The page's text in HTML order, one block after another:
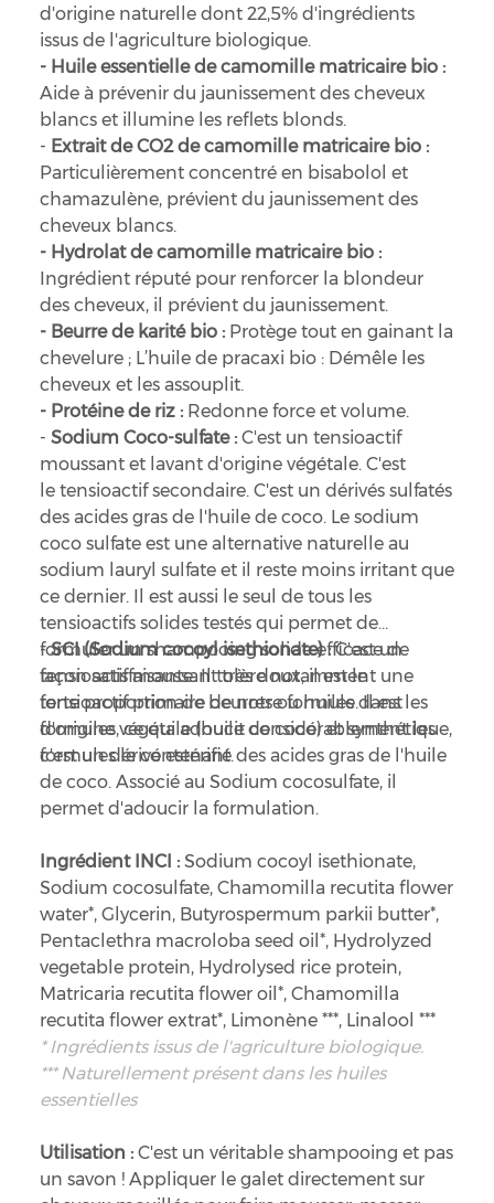
d'origine naturelle dont 22,5% d'ingrédients
issus de l'agriculture biologique.
- Huile essentielle de camomille matricaire bio :
Aide à prévenir du jaunissement des cheveux
blancs et illumine les reflets blonds.
- Extrait de CO2 de camomille matricaire bio :
Particulièrement concentré en bisabolol et
chamazulène, prévient du jaunissement des
cheveux blancs.
- Hydrolat de camomille matricaire bio :
Ingrédient réputé pour renforcer la blondeur
des cheveux, il prévient du jaunissement.
- Beurre de karité bio : Protège tout en gainant la
chevelure ; L’huile de pracaxi bio : Démêle les
cheveux et les assouplit.
- Protéine de riz : Redonne force et volume.
- Sodium Coco-sulfate : C'est un tensioactif
moussant et lavant d'origine végétale. C'est
le tensioactif secondaire. C'est un dérivés sulfatés
des acides gras de l'huile de coco. Le sodium
coco sulfate est une alternative naturelle au
sodium lauryl sulfate et il reste moins irritant que
ce dernier. Il est aussi le seul de tous les
tensioactifs solides testés qui permet de
formuler un shampooing solide efficace de
façon satisfaisante. Il tolère notamment une
forte proportion de beurres ou huiles dans les
formules, ce qui adoucit considérablement les
formules le contenant.
-SCI (Sodium cocoyl isethionate) :C'est un
tensioactif moussant très doux, il est le
tensioactif primaire de notre formule. Il est
d'origine végétale (huile de coco) et synthétique,
c'est un dérivé estérifié des acides gras de l'huile
de coco. Associé au Sodium cocosulfate, il
permet d'adoucir la formulation.
Ingrédient INCI : Sodium cocoyl isethionate,
Sodium cocosulfate, Chamomilla recutita flower
water*, Glycerin, Butyrospermum parkii butter*,
Pentaclethra macroloba seed oil*, Hydrolyzed
vegetable protein, Hydrolysed rice protein,
Matricaria recutita flower oil*, Chamomilla
recutita flower extrat*, Limonène ***, Linalool ***
* Ingrédients issus de l'agriculture biologique.
*** Naturellement présent dans les huiles
essentielles
Utilisation : C'est un véritable shampooing et pas
un savon ! Appliquer le galet directement sur